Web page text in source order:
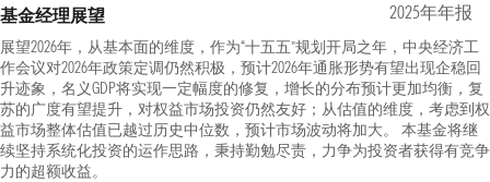
基金经理展望 2025年年报
展望2026年，从基本面的维度，作为“十五五”规划开局之年，中央经济工
作会议对2026年政策定调仍然积极，预计2026年通胀形势有望出现企稳回
升迹象，名义GDP将实现一定幅度的修复，增长的分布预计更加均衡，复
苏的广度有望提升，对权益市场投资仍然友好；从估值的维度，考虑到权
益市场整体估值已越过历史中位数，预计市场波动将加大。 本基金将继
续坚持系统化投资的运作思路，秉持勤勉尽责，力争为投资者获得有竞争
力的超额收益。